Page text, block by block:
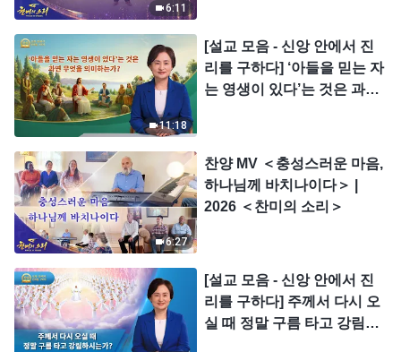
6:11
11:18
[설교 모음 - 신앙 안에서 진
리를 구하다] ‘아들을 믿는 자
는 영생이 있다’는 것은 과연
6:27
찬양 MV ＜충성스러운 마음,
하나님께 바치나이다＞ |
2026 ＜찬미의 소리＞
[설교 모음 - 신앙 안에서 진
리를 구하다] 주께서 다시 오
실 때 정말 구름 타고 강림하